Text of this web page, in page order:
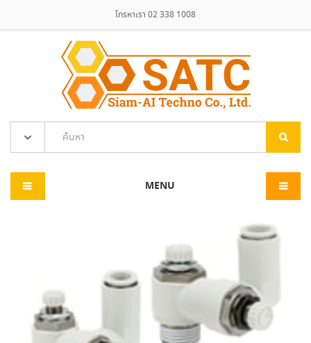
โทรหาเรา 02 338 1008
MENU